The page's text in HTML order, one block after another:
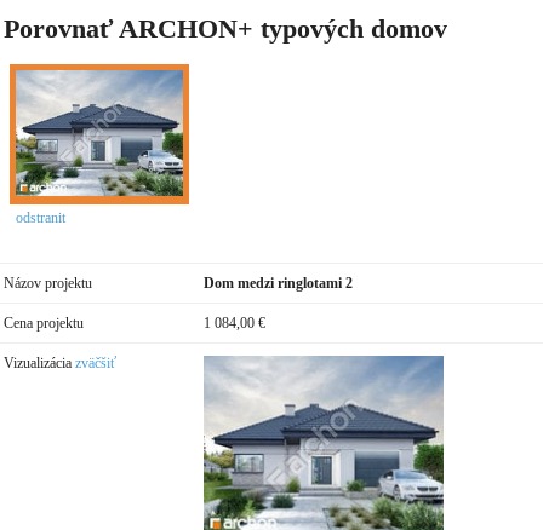
Porovnať ARCHON+ typových domov
odstranit
Názov projektu Dom medzi ringlotami 2
Cena projektu 1 084,00 €
Vizualizácia zväčšiť